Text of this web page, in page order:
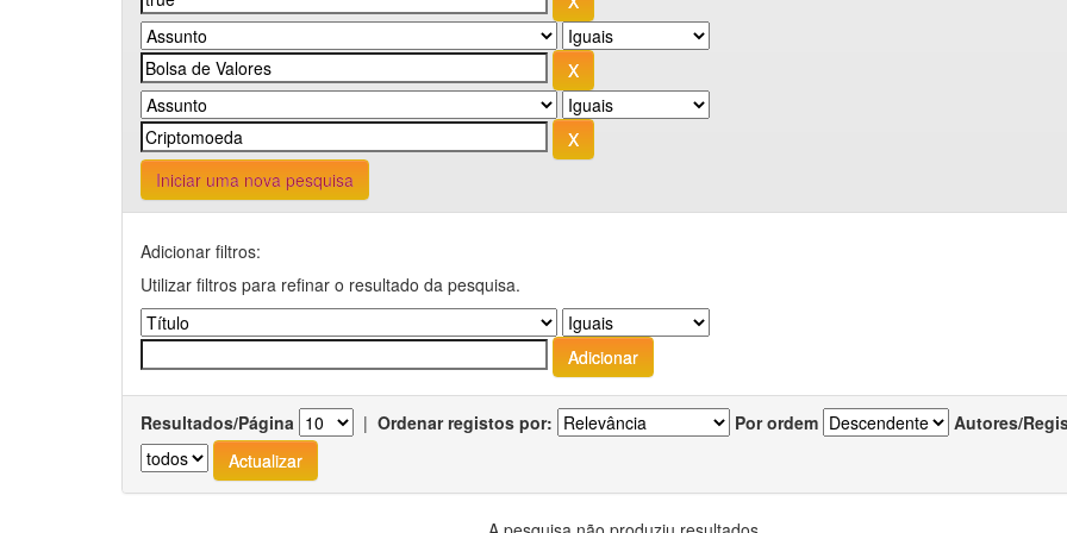
Iniciar uma nova pesquisa
Adicionar filtros:
Utilizar filtros para refinar o resultado da pesquisa.
Resultados/Página | Ordenar registos por: Por ordem Autores/